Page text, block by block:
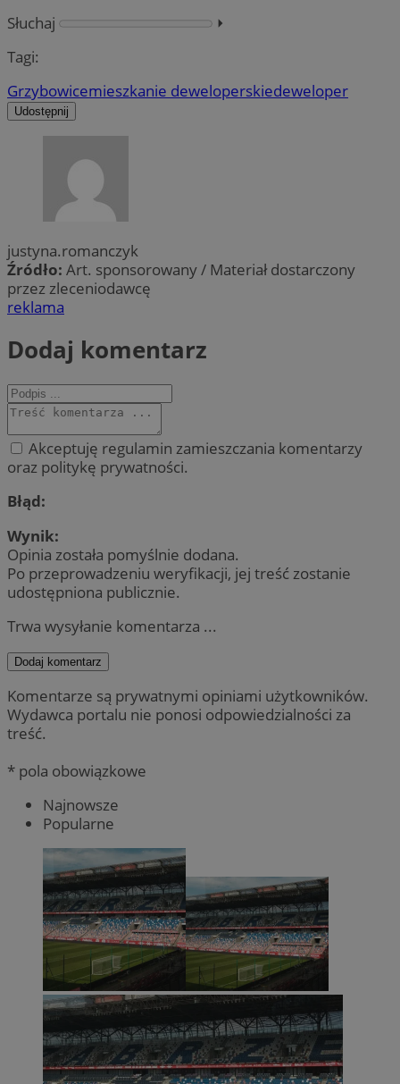
Słuchaj
⏵︎
Tagi:
Grzybowicemieszkanie deweloperskiedeweloper
Udostępnij
justyna.romanczyk
Źródło: Art. sponsorowany / Materiał dostarczony
przez zleceniodawcę
reklama
Dodaj komentarz
Akceptuję regulamin zamieszczania komentarzy
oraz politykę prywatności.
Błąd:
Wynik:
Opinia została pomyślnie dodana.
Po przeprowadzeniu weryfikacji, jej treść zostanie
udostępniona publicznie.
Trwa wysyłanie komentarza ...
Dodaj komentarz
Komentarze są prywatnymi opiniami użytkowników.
Wydawca portalu nie ponosi odpowiedzialności za
treść.
* pola obowiązkowe
Najnowsze
Popularne